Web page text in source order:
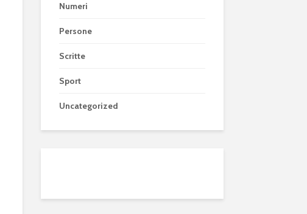
Numeri
Persone
Scritte
Sport
Uncategorized